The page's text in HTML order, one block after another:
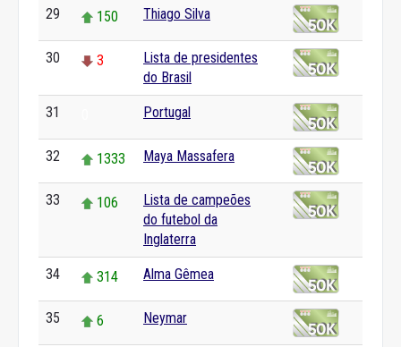
29 150 Thiago Silva
30 3
Lista de presidentes
do Brasil
31 Portugal
32 1333 Maya Massafera
33 106
Lista de campeões
do futebol da
Inglaterra
34 314 Alma Gêmea
35 6 Neymar